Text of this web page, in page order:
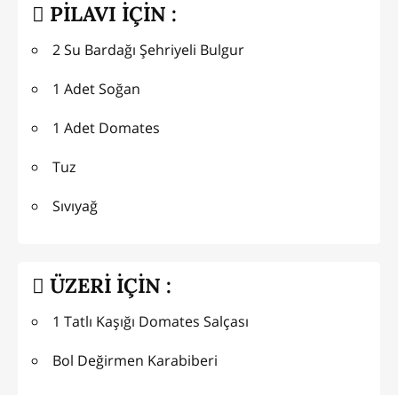
PİLAVI İÇİN :
2 Su Bardağı Şehriyeli Bulgur
1 Adet Soğan
1 Adet Domates
Tuz
Sıvıyağ
ÜZERİ İÇİN :
1 Tatlı Kaşığı Domates Salçası
Bol Değirmen Karabiberi